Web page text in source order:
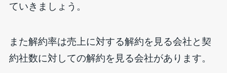
ていきましょう。
また解約率は売上に対する解約を見る会社と契
約社数に対しての解約を見る会社があります。